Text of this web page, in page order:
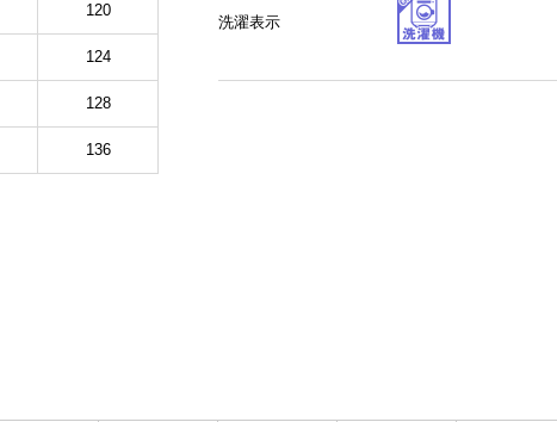
120
124
128
136
洗濯表示